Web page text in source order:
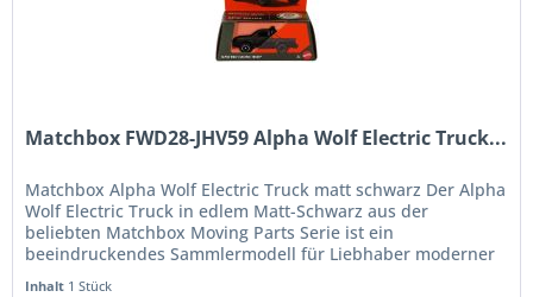
Matchbox FWD28-JHV59 Alpha Wolf Electric Truck...
Matchbox Alpha Wolf Electric Truck matt schwarz Der Alpha
Wolf Electric Truck in edlem Matt-Schwarz aus der
beliebten Matchbox Moving Parts Serie ist ein
beeindruckendes Sammlermodell für Liebhaber moderner
Inhalt 1 Stück